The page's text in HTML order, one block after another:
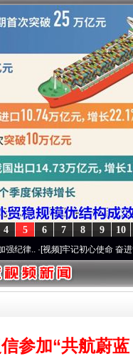
10
9
8
7
6
5
4
·[视频]牢记初心使命 奋进复兴征程
参加“共航蔚